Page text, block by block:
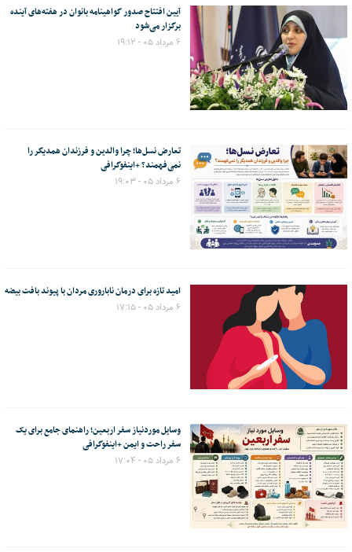
آیین افتتاح صدور گواهینامه بانوان در هفته‌های آینده
برگزار می‌شود
۶ مرداد ۰۵ - ۱۹:۱۲
تعارض نسل‌ها؛ چرا والدین و فرزندان همدیگر را
نمی‌فهمند؟ +اینفوگرافی
۶ مرداد ۰۵ - ۱۹:۰۳
امید تازه برای درمان ناباروری مردان با پیوند بافت بیضه
۶ مرداد ۰۵ - ۱۷:۱۵
وسایل موردنیاز سفر اربعین؛ راهنمای جامع برای یک
سفر راحت و ایمن +اینفوگرافی
۶ مرداد ۰۵ - ۱۷:۰۴